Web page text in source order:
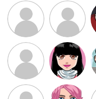
ابتین
سید محمد
موسوی
طرفدار میلی
بابی براون
کیوان کیانی
ملیکا منتظری عارفه داستانپور